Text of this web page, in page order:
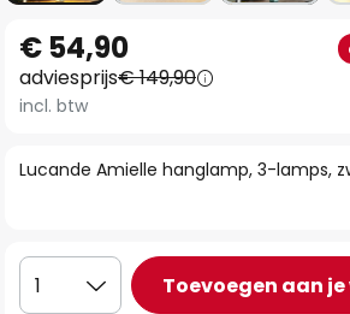
naar
het
begin
de
Lucande Amielle hanglamp, 3-lamps,
€ 54,90
adviesprijs€ 149,90
incl. btw
1 Toevoegen aan